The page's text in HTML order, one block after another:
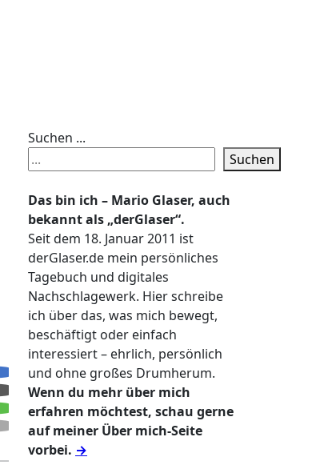
Suchen ...
Suchen
Das bin ich – Mario Glaser, auch
bekannt als „derGlaser“.
Seit dem 18. Januar 2011 ist
derGlaser.de mein persönliches
Tagebuch und digitales
Nachschlagewerk. Hier schreibe
ich über das, was mich bewegt,
beschäftigt oder einfach
interessiert – ehrlich, persönlich
und ohne großes Drumherum.
Wenn du mehr über mich
erfahren möchtest, schau gerne
auf meiner Über mich-Seite
vorbei. →